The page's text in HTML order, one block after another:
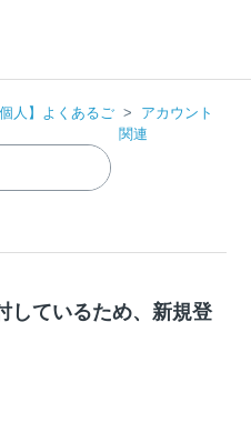
個人】よくあるご
アカウント
関連
しているため、新規登